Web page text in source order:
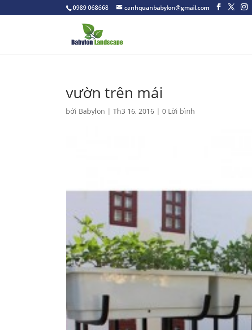
0989 068668 canhquanbabylon@gmail.com
vườn trên mái
bởi Babylon |Th3 16, 2016 |0 Lời bình